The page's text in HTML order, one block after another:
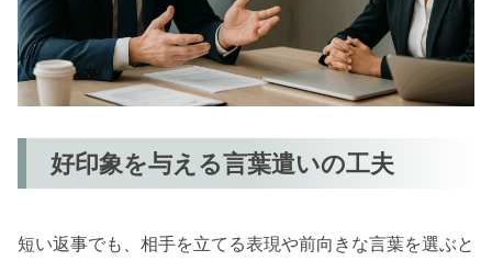
好印象を与える言葉遣いの工夫
短い返事でも、相手を立てる表現や前向きな言葉を選ぶと